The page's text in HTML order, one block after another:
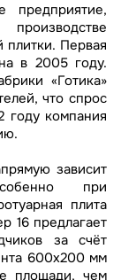
предприятие,
плитки. Первая
в 2005 году.
«Готика»
что спрос
году компания
зависит
при
плита
16 предлагает
за счёт
600х200 мм
площади, чем